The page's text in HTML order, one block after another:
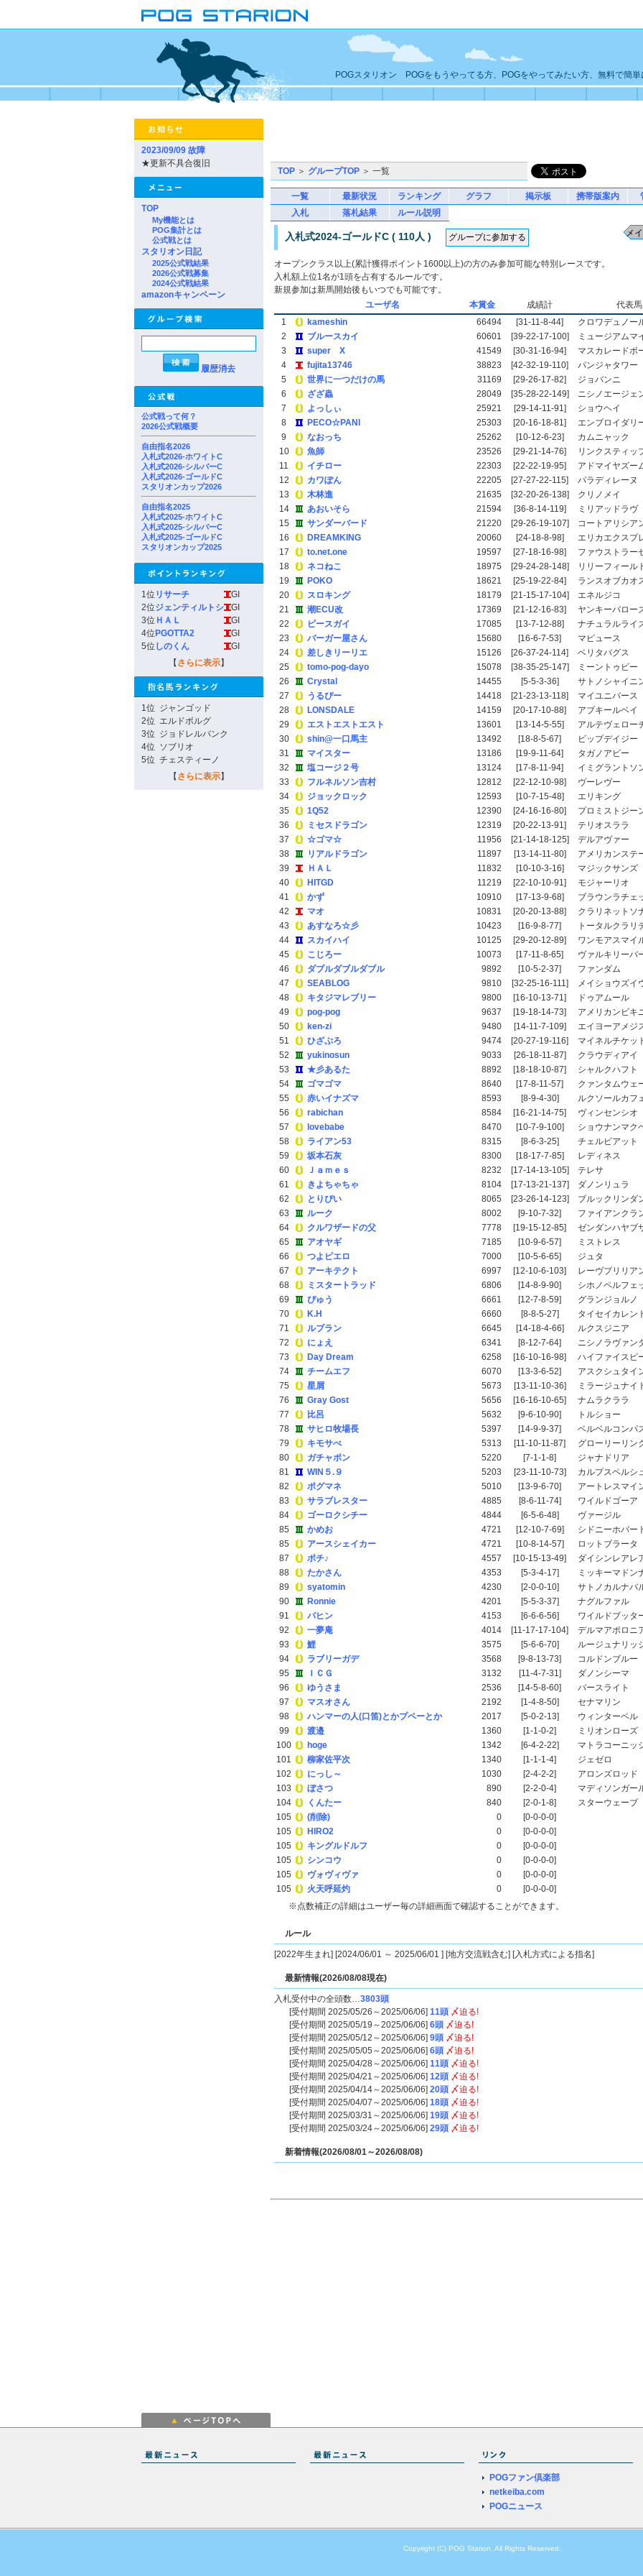
POGスタリオン POGをもうやってる方、POGをやってみたい方、無料で簡単
2023/09/09 故障
★更新不具合復旧
TOP
My機能とは
POG集計とは
公式戦とは
スタリオン日記
2025公式戦結果
2026公式戦募集
2024公式戦結果
amazonキャンペーン
履歴消去
公式戦って何？
2026公式戦概要
自由指名2026
入札式2026-ホワイトC
入札式2026-シルバーC
入札式2026-ゴールドC
スタリオンカップ2026
自由指名2025
入札式2025-ホワイトC
入札式2025-シルバーC
入札式2025-ゴールドC
スタリオンカップ2025
1位 リサーチ
GI
2位ジェンティルトシ
GI
3位 ＨＡＬ
GI
4位 PGOTTA2
GI
5位 しのくん
GI
【 さらに表示】
1位 ジャンゴッド
2位 エルドボルグ
3位 ジョドレルバンク
4位 ソブリオ
5位 チェスティーノ
【 さらに表示】
TOP ＞ グループTOP ＞ 一覧
一覧 最新状況 ランキング グラフ 掲示板 携帯版案内
入札
落札結果 ルール説明
入札式2024-ゴールドC ( 110人 )
オープンクラス以上(累計獲得ポイント1600以上)の方のみ参加可能な特別レースです。
入札額上位1名が1頭を占有するルールです。
新規参加は新馬開始後もいつでも可能です。
ユーザ名
本賞金 成績計
代表馬
1
kameshin 66494 [31-11-8-44]
クロワデュノー
2
ブルースカイ 60601 [39-22-17-100]
ミュージアムマ
3
super X 41549 [30-31-16-94]
マスカレードボ
4
fujita13746 38823 [42-32-19-110]
パンジャタワー
5
世界に一つだけの馬 31169 [29-26-17-82]
ジョバンニ
6
ざざ蟲 28049 [35-28-22-149]
ニシノエージェ
7
よっしぃ 25921 [29-14-11-91]
ショウヘイ
8
PECO☆PANI 25303 [20-16-18-81]
エンブロイダリ
9
なおっち 25262 [10-12-6-23]
カムニャック
10
魚師 23526 [29-21-14-76]
リンクスティッ
11
イチロー 22303 [22-22-19-95]
アドマイヤズー
12
カワぽん 22205 [27-27-22-115]
パラディレーヌ
13
木林進 21635 [32-20-26-138]
クリノメイ
14
あおいそら 21594 [36-8-14-119]
ミリアッドラヴ
15
サンダーバード 21220 [29-26-19-107]
コートアリシア
16
DREAMKING 20060 [24-18-8-98]
エリカエクスプ
17
to.net.one 19597 [27-18-16-98]
ファウストラー
18
ネコねこ 18975 [29-24-28-148]
リリーフィール
19
POKO 18621 [25-19-22-84]
ランスオブカオ
20
スロキング 18179 [21-15-17-104]
エネルジコ
21
潮ECU改 17369 [21-12-16-83]
ヤンキーバロー
22
ピースガイ 17085 [13-7-12-88]
ナチュラルライ
23
バーガー屋さん 15680 [16-6-7-53]
マピュース
24
差しきリーリエ 15126 [26-37-24-114]
ベリタバグス
25
tomo-pog-dayo 15078 [38-35-25-147]
ミーントゥビー
26
Crystal 14455 [5-5-3-36]
サトノシャイニ
27
うるぴー 14418 [21-23-13-118]
マイユニバース
28
LONSDALE 14159 [20-17-10-88]
アブキールベイ
29
エストエストエスト 13601 [13-14-5-55]
アルテヴェロー
30
shin@一口馬主 13492 [18-8-5-67]
ビップデイジー
31
マイスター 13186 [19-9-11-64]
タガノアビー
32
塩コージ２号 13124 [17-8-11-94]
イミグラントソ
33
フルネルソン吉村 12812 [22-12-10-98]
ヴーレヴー
34
ジョックロック 12593 [10-7-15-48]
エリキング
35
1Q52 12390 [24-16-16-80]
プロミストジー
36
ミセスドラゴン 12319 [20-22-13-91]
テリオスララ
37
☆ゴマ☆ 11956 [21-14-18-125]
デルアヴァー
38
リアルドラゴン 11897 [13-14-11-80]
アメリカンステ
39
ＨＡＬ 11832 [10-10-3-16]
マジックサンズ
40
HITGD 11219 [22-10-10-91]
モジャーリオ
41
かず 10910 [17-13-9-68]
ブラウンラチェ
42
マオ 10831 [20-20-13-88]
クラリネットソ
43
あすなろ☆彡 10423 [16-9-8-77]
トータルクラリ
44
スカイハイ 10125 [29-20-12-89]
ワンモアスマイ
45
こじろー 10073 [17-11-8-65]
ヴァルキリーバ
46
ダブルダブルダブル 9892 [10-5-2-37]
ファンダム
47
SEABLOG 9810 [32-25-16-111]
メイショウズイ
48
キタジマレブリー 9800 [16-10-13-71]
ドゥアムール
49
pog-pog 9637 [19-18-14-73]
アメリカンビキ
50
ken-zi 9480 [14-11-7-109]
エイヨーアメジ
51
ひざぷろ 9474 [20-27-19-116]
マイネルチケッ
52
yukinosun 9033 [26-18-11-87]
クラウディアイ
53
★彡あるた 8892 [18-18-10-87]
シャルクハフト
54
ゴマゴマ 8640 [17-8-11-57]
クァンタムウェ
55
赤いイナズマ 8593 [8-9-4-30]
ルクソールカフ
56
rabichan 8584 [16-21-14-75]
ヴィンセンシオ
57
lovebabe 8470 [10-7-9-100]
ショウナンマク
58
ライアン53 8315 [8-6-3-25]
チェルビアット
59
坂本石灰 8300 [18-17-7-85]
レディネス
60
Ｊａｍｅｓ 8232 [17-14-13-105]
テレサ
61
きよちゃちゃ 8104 [17-13-21-137]
ダノンリュラ
62
とりぴい 8065 [23-26-14-123]
ブルックリンダ
63
ルーク 8002 [9-10-7-32]
ファイアンクラ
64
クルワザードの父 7778 [19-15-12-85]
ゼンダンハヤブ
65
アオヤギ 7185 [10-9-6-57]
ミストレス
66
つよピエロ 7000 [10-5-6-65]
ジュタ
67
アーキテクト 6997 [12-10-6-103]
レーヴブリリア
68
ミスタートラッド 6806 [14-8-9-90]
シホノペルフェ
69
ぴゅう 6661 [12-7-8-59]
グランジョルノ
70
K.H 6660 [8-8-5-27]
タイセイカレン
71
ルブラン 6645 [14-18-4-66]
ルクスジニア
72
にょえ 6341 [8-12-7-64]
ニシノラヴァン
73
Day Dream 6258 [16-10-16-98]
ハイファイスピ
74
チームエフ 6070 [13-3-6-52]
アスクシュタイ
75
星屑 5673 [13-11-10-36]
ミラージュナイ
76
Gray Gost 5656 [16-16-10-65]
ナムラクララ
77
比呂 5632 [9-6-10-90]
トルショー
78
サヒロ牧場長 5397 [14-9-9-37]
ベルベルコンパ
79
キモサべ 5313 [11-10-11-87]
グローリーリン
80
ガチャポン 5220 [7-1-1-8]
ジャナドリア
81
WIN５.９ 5203 [23-11-10-73]
カルプスペルシ
82
ポグマネ 5010 [13-9-6-70]
アートレスマイ
83
サラブレスター 4885 [8-6-11-74]
ワイルドゴーア
84
ゴーロクシチー 4844 [6-5-6-48]
ヴァージル
85
かめお 4721 [12-10-7-69]
シドニーホバー
85
アースシェイカー 4721 [10-8-14-57]
ロットブラータ
87
ポチ♪ 4557 [10-15-13-49]
ダイシンレアレ
88
たかさん 4353 [5-3-4-17]
ミッキーマドン
89
syatomin 4230 [2-0-0-10]
サトノカルナバ
90
Ronnie 4201 [5-5-3-37]
ナグルファル
91
パヒン 4153 [6-6-6-56]
ワイルドブッタ
92
一夢庵 4014 [11-17-17-104]
デルマアポロニ
93
鯉 3575 [5-6-6-70]
ルージュナリッ
94
ラブリーガデ 3568 [9-8-13-73]
コルドンブルー
95
ＩＣＧ 3132 [11-4-7-31]
ダノンシーマ
96
ゆうさま 2536 [14-5-8-60]
バースライト
97
マスオさん 2192 [1-4-8-50]
セナマリン
98
ハンマーの人(口笛)とかプペーとか 2017 [5-0-2-13]
ウィンターベル
99
渡邉 1360 [1-1-0-2]
ミリオンローズ
100
hoge 1342 [6-4-2-22]
マトラコーニッ
101
柳家佐平次 1340 [1-1-1-4]
ジェゼロ
102
にっし～ 1030 [2-4-2-2]
アロンズロッド
103
ぼさつ 890 [2-2-0-4]
マディソンガー
104
くんたー 840 [2-0-1-8]
スターウェーブ
105
(削除) 0
[0-0-0-0]
105
HIRO2 0
[0-0-0-0]
105
キングルドルフ 0
[0-0-0-0]
105
シンコウ 0
[0-0-0-0]
105
ヴォヴィヴァ 0
[0-0-0-0]
105
火天呼延灼 0
[0-0-0-0]
※点数補正の詳細はユーザー毎の詳細画面で確認することができます。
ルール
[2022年生まれ] [2024/06/01 ～ 2025/06/01 ] [地方交流戦含む] [入札方式による指名]
最新情報(2026/08/08現在)
入札受付中の全頭数…3803頭
[受付期間 2025/05/26～2025/06/06] 11頭 〆迫る!
[受付期間 2025/05/19～2025/06/06] 6頭 〆迫る!
[受付期間 2025/05/12～2025/06/06] 9頭 〆迫る!
[受付期間 2025/05/05～2025/06/06] 6頭 〆迫る!
[受付期間 2025/04/28～2025/06/06] 11頭 〆迫る!
[受付期間 2025/04/21～2025/06/06] 12頭 〆迫る!
[受付期間 2025/04/14～2025/06/06] 20頭 〆迫る!
[受付期間 2025/04/07～2025/06/06] 18頭 〆迫る!
[受付期間 2025/03/31～2025/06/06] 19頭 〆迫る!
[受付期間 2025/03/24～2025/06/06] 29頭 〆迫る!
新着情報(2026/08/01～2026/08/08)
POGファン倶楽部
netkeiba.com
POGニュース
Copyright (C) POG Starion. All Rights Reserved.